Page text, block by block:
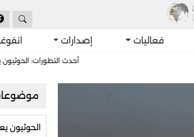
فعاليات إصدارات
أحدث التطورات: الحوثيون يعلنون
الحوثيون